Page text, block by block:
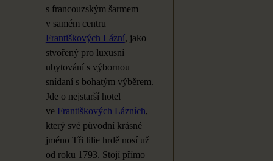
s francouzským šarmem
v samém centru
Františkových Lázní, jako
stvořený pro luxusní
ubytování s výbornou
snídaní s bohatým výběrem.
Jde o nejstarší hotel
ve Františkových Lázních,
který své původní krásné
jméno Tři lilie hrdě nosí už
od roku 1793. Stojí přímo